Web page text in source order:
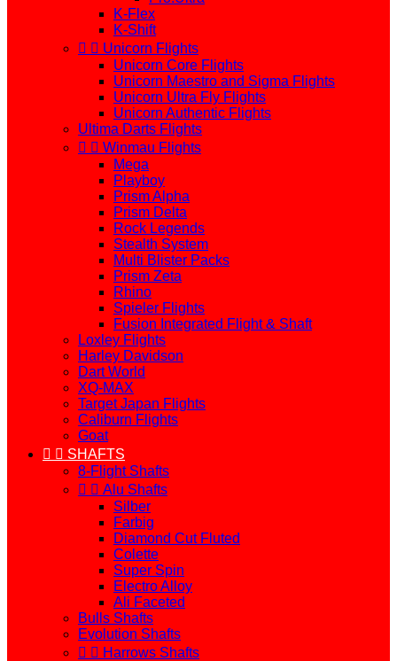
K-Flex
K-Shift
  Unicorn Flights
Unicorn Core Flights
Unicorn Maestro and Sigma Flights
Unicorn Ultra Fly Flights
Unicorn Authentic Flights
Ultima Darts Flights
  Winmau Flights
Mega
Playboy
Prism Alpha
Prism Delta
Rock Legends
Stealth System
Multi Blister Packs
Prism Zeta
Rhino
Spieler Flights
Fusion Integrated Flight & Shaft
Loxley Flights
Harley Davidson
Dart World
XQ-MAX
Target Japan Flights
Caliburn Flights
Goat
  SHAFTS
8-Flight Shafts
  Alu Shafts
Silber
Farbig
Diamond Cut Fluted
Colette
Super Spin
Electro Alloy
Ali Faceted
Bulls Shafts
Evolution Shafts
  Harrows Shafts